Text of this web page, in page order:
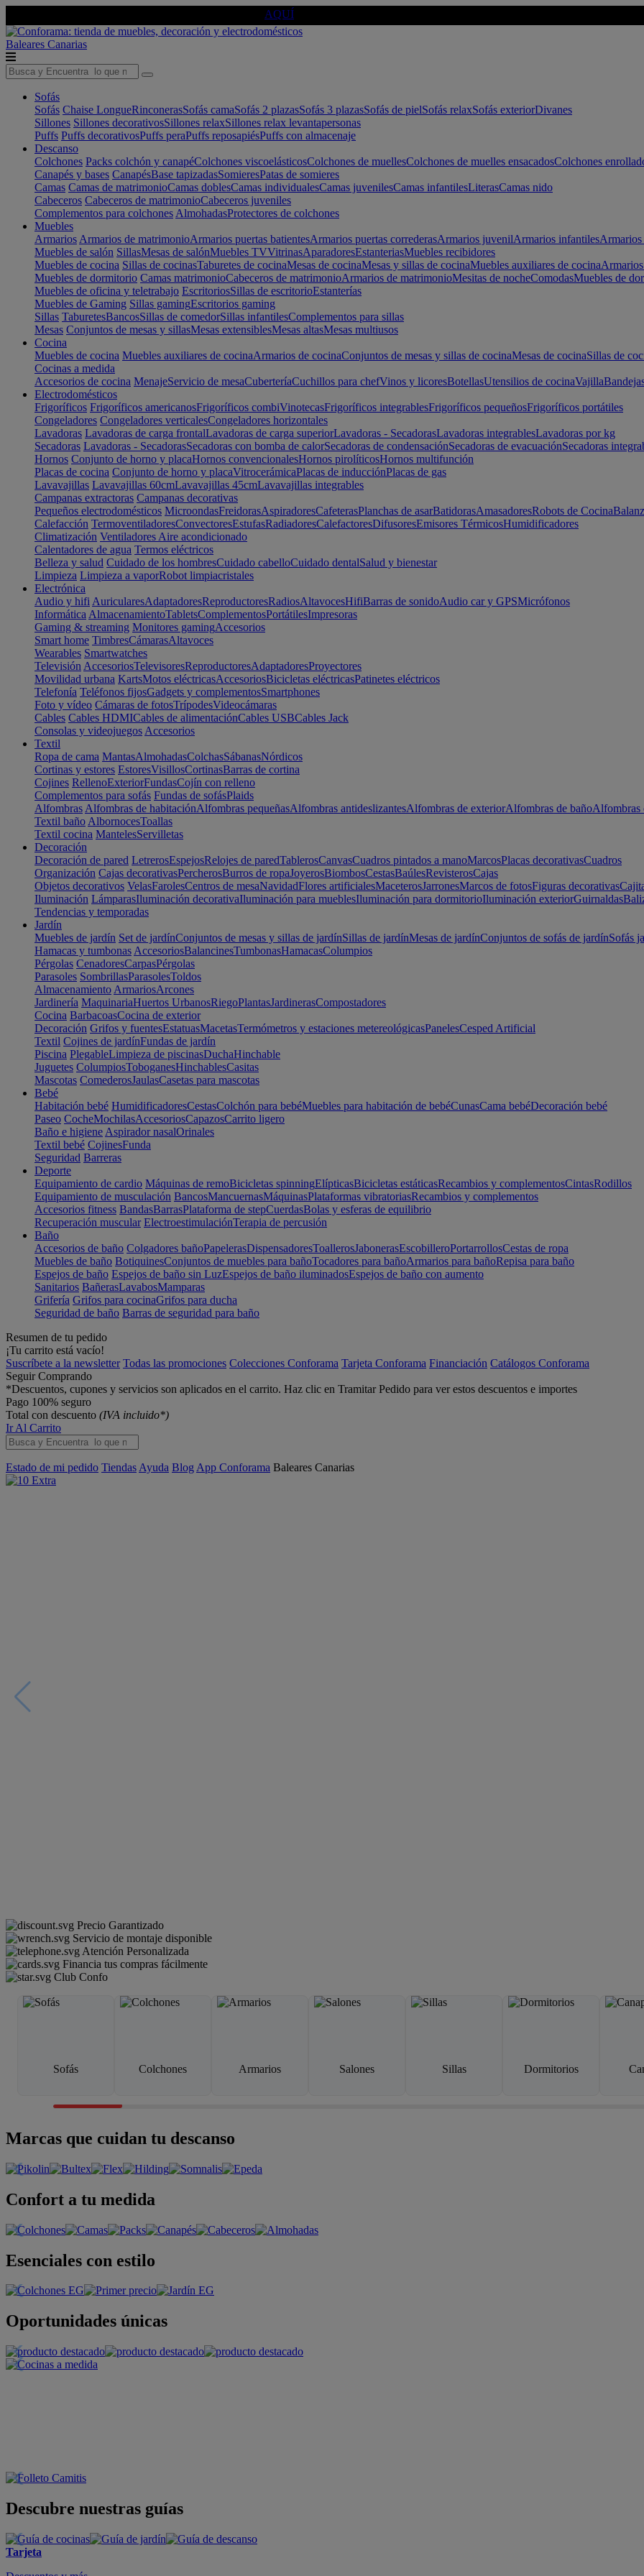
AQUÍ
Baleares Canarias
Sofás
Sofás Chaise LongueRinconerasSofás camaSofás 2 plazasSofás 3 plazasSofás de pielSofás relaxSofás exteriorDivanes
Sillones Sillones decorativosSillones relaxSillones relax levantapersonas
Puffs Puffs decorativosPuffs peraPuffs reposapiésPuffs con almacenaje
Descanso
Colchones Packs colchón y canapéColchones viscoelásticosColchones de muellesColchones de muelles ensacadosColchones
Canapés y bases CanapésBase tapizadasSomieresPatas de somieres
Camas Camas de matrimonioCamas doblesCamas individualesCamas juvenilesCamas infantilesLiterasCamas nido
Cabeceros Cabeceros de matrimonioCabeceros juveniles
Complementos para colchones AlmohadasProtectores de colchones
Muebles
Armarios Armarios de matrimonioArmarios puertas batientesArmarios puertas correderasArmarios juvenilArmarios infantilesArmarios
Muebles de salón SillasMesas de salónMuebles TVVitrinasAparadoresEstanteriasMuebles recibidores
Muebles de cocina Sillas de cocinasTaburetes de cocinaMesas de cocinaMesas y sillas de cocinaMuebles auxiliares de cocina
Muebles de dormitorio Camas matrimonioCabeceros de matrimonioArmarios de matrimonioMesitas de nocheComodasMuebles de
Muebles de oficina y teletrabajo EscritoriosSillas de escritorioEstanterías
Muebles de Gaming Sillas gamingEscritorios gaming
Sillas TaburetesBancosSillas de comedorSillas infantilesComplementos para sillas
Mesas Conjuntos de mesas y sillasMesas extensiblesMesas altasMesas multiusos
Cocina
Muebles de cocina Muebles auxiliares de cocinaArmarios de cocinaConjuntos de mesas y sillas de cocinaMesas de cocinaSillas de
Cocinas a medida
Accesorios de cocina MenajeServicio de mesaCuberteríaCuchillos para chefVinos y licoresBotellasUtensilios de cocinaVajilla
Electrodomésticos
Frigoríficos Frigoríficos americanosFrigoríficos combiVinotecasFrigoríficos integrablesFrigoríficos pequeñosFrigoríficos portátiles
Congeladores Congeladores verticalesCongeladores horizontales
Lavadoras Lavadoras de carga frontalLavadoras de carga superiorLavadoras - SecadorasLavadoras integrablesLavadoras por kg
Secadoras Lavadoras - SecadorasSecadoras con bomba de calorSecadoras de condensaciónSecadoras de evacuaciónSecadoras
Hornos Conjunto de horno y placaHornos convencionalesHornos pirolíticosHornos multifunción
Placas de cocina Conjunto de horno y placaVitrocerámicaPlacas de inducciónPlacas de gas
Lavavajillas Lavavajillas 60cmLavavajillas 45cmLavavajillas integrables
Campanas extractoras Campanas decorativas
Pequeños electrodomésticos MicroondasFreidorasAspiradoresCafeterasPlanchas de asarBatidorasAmasadoresRobots de Cocina
Calefacción TermoventiladoresConvectoresEstufasRadiadoresCalefactoresDifusoresEmisores TérmicosHumidificadores
Climatización Ventiladores Aire acondicionado
Calentadores de agua Termos eléctricos
Belleza y salud Cuidado de los hombresCuidado cabelloCuidado dentalSalud y bienestar
Limpieza Limpieza a vaporRobot limpiacristales
Electrónica
Audio y hifi AuricularesAdaptadoresReproductoresRadiosAltavocesHifiBarras de sonidoAudio car y GPSMicrófonos
Informática AlmacenamientoTabletsComplementosPortátilesImpresoras
Gaming & streaming Monitores gamingAccesorios
Smart home TimbresCámarasAltavoces
Wearables Smartwatches
Televisión AccesoriosTelevisoresReproductoresAdaptadoresProyectores
Movilidad urbana KartsMotos eléctricasAccesoriosBicicletas eléctricasPatinetes eléctricos
Telefonía Teléfonos fijosGadgets y complementosSmartphones
Foto y vídeo Cámaras de fotosTrípodesVideocámaras
Cables Cables HDMICables de alimentaciónCables USBCables Jack
Consolas y videojuegos Accesorios
Textil
Ropa de cama MantasAlmohadasColchasSábanasNórdicos
Cortinas y estores EstoresVisillosCortinasBarras de cortina
Cojines RellenoExteriorFundasCojín con relleno
Complementos para sofás Fundas de sofásPlaids
Alfombras Alfombras de habitaciónAlfombras pequeñasAlfombras antideslizantesAlfombras de exteriorAlfombras de bañoAlfombras
Textil baño AlbornocesToallas
Textil cocina MantelesServilletas
Decoración
Decoración de pared LetrerosEspejosRelojes de paredTablerosCanvasCuadros pintados a manoMarcosPlacas decorativasCuadros
Organización Cajas decorativasPercherosBurros de ropaJoyerosBiombosCestasBaúlesRevisterosCajas
Objetos decorativos VelasFarolesCentros de mesaNavidadFlores artificialesMaceterosJarronesMarcos de fotosFiguras decorativas
Iluminación LámparasIluminación decorativaIluminación para mueblesIluminación para dormitorioIluminación exteriorGuirnaldas
Tendencias y temporadas
Jardín
Muebles de jardín Set de jardínConjuntos de mesas y sillas de jardínSillas de jardínMesas de jardínConjuntos de sofás de jardínSofás
Hamacas y tumbonas AccesoriosBalancinesTumbonasHamacasColumpios
Pérgolas CenadoresCarpasPérgolas
Parasoles SombrillasParasolesToldos
Almacenamiento ArmariosArcones
Jardinería MaquinariaHuertos UrbanosRiegoPlantasJardinerasCompostadores
Cocina BarbacoasCocina de exterior
Decoración Grifos y fuentesEstatuasMacetasTermómetros y estaciones metereológicasPanelesCesped Artificial
Textil Cojines de jardínFundas de jardín
Piscina PlegableLimpieza de piscinasDuchaHinchable
Juguetes ColumpiosToboganesHinchablesCasitas
Mascotas ComederosJaulasCasetas para mascotas
Bebé
Habitación bebé HumidificadoresCestasColchón para bebéMuebles para habitación de bebéCunasCama bebéDecoración bebé
Paseo CocheMochilasAccesoriosCapazosCarrito ligero
Baño e higiene Aspirador nasalOrinales
Textil bebé CojinesFunda
Seguridad Barreras
Deporte
Equipamiento de cardio Máquinas de remoBicicletas spinningElípticasBicicletas estáticasRecambios y complementosCintasRodillos
Equipamiento de musculación BancosMancuernasMáquinasPlataformas vibratoriasRecambios y complementos
Accesorios fitness BandasBarrasPlataforma de stepCuerdasBolas y esferas de equilibrio
Recuperación muscular ElectroestimulaciónTerapia de percusión
Baño
Accesorios de baño Colgadores bañoPapelerasDispensadoresToallerosJabonerasEscobilleroPortarrollosCestas de ropa
Muebles de baño BotiquinesConjuntos de muebles para bañoTocadores para bañoArmarios para bañoRepisa para baño
Espejos de baño Espejos de baño sin LuzEspejos de baño iluminadosEspejos de baño con aumento
Sanitarios BañerasLavabosMamparas
Grifería Grifos para cocinaGrifos para ducha
Seguridad de baño Barras de seguridad para baño
Resumen de tu pedido
¡Tu carrito está vacío!
Suscríbete a la newsletter Todas las promociones Colecciones Conforama Tarjeta Conforama Financiación Catálogos Conforama
Seguir Comprando
*Descuentos, cupones y servicios son aplicados en el carrito. Haz clic en Tramitar Pedido para ver estos descuentos e importes
Pago 100% seguro
Total con descuento (IVA incluido*)
Ir Al Carrito
Estado de mi pedido Tiendas Ayuda Blog App Conforama Baleares Canarias
Precio Garantizado
Servicio de montaje disponible
Atención Personalizada
Financia tus compras fácilmente
Club Confo
Sofás Colchones Armarios Salones Sillas Dormitorios
Marcas que cuidan tu descanso
Confort a tu medida
Esenciales con estilo
Oportunidades únicas
Descubre nuestras guías
Tarjeta